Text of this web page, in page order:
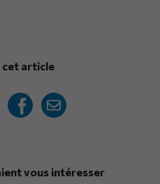
article
vous intéresser